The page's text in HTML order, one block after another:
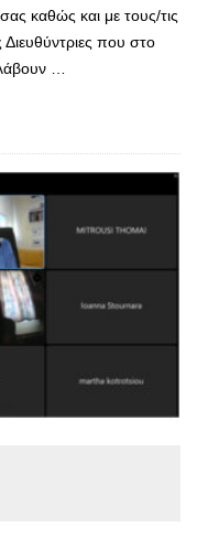
καθώς και με τους/τις
Διευθύντριες που στο
…